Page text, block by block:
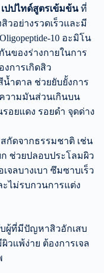
เปปไทด์สูตรเข้มข้นที่
วอย่างรวดเร็วและมี
10 อะมิโน
ของร่างกายในการ
งการเกิดสิว
น้ำตาล ช่วยยับยั้งการ
วามมันส่วนเกินบน
อยแดง รอยดำ จุดด่าง
กัดจากธรรมชาติ เช่น
ก ช่วยปลอบประโลมผิว
จลบางเบา ซึมซาบเร็ว
ไม่รบกวนการแต่ง
บผู้ที่มีปัญหาสิวอักเสบ
แพ้ง่าย ต้องการเจล